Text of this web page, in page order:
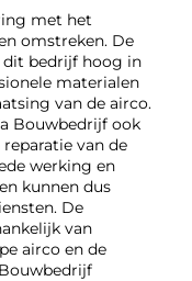
met het
omstreken. De
bedrijf hoog in
materialen
van de airco.
Bouwbedrijf ook
van de
werking en
kunnen dus
De
van
airco en de